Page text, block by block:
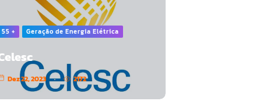
55 + Geração de Energia Elétrica
Dez 22, 2023 2172